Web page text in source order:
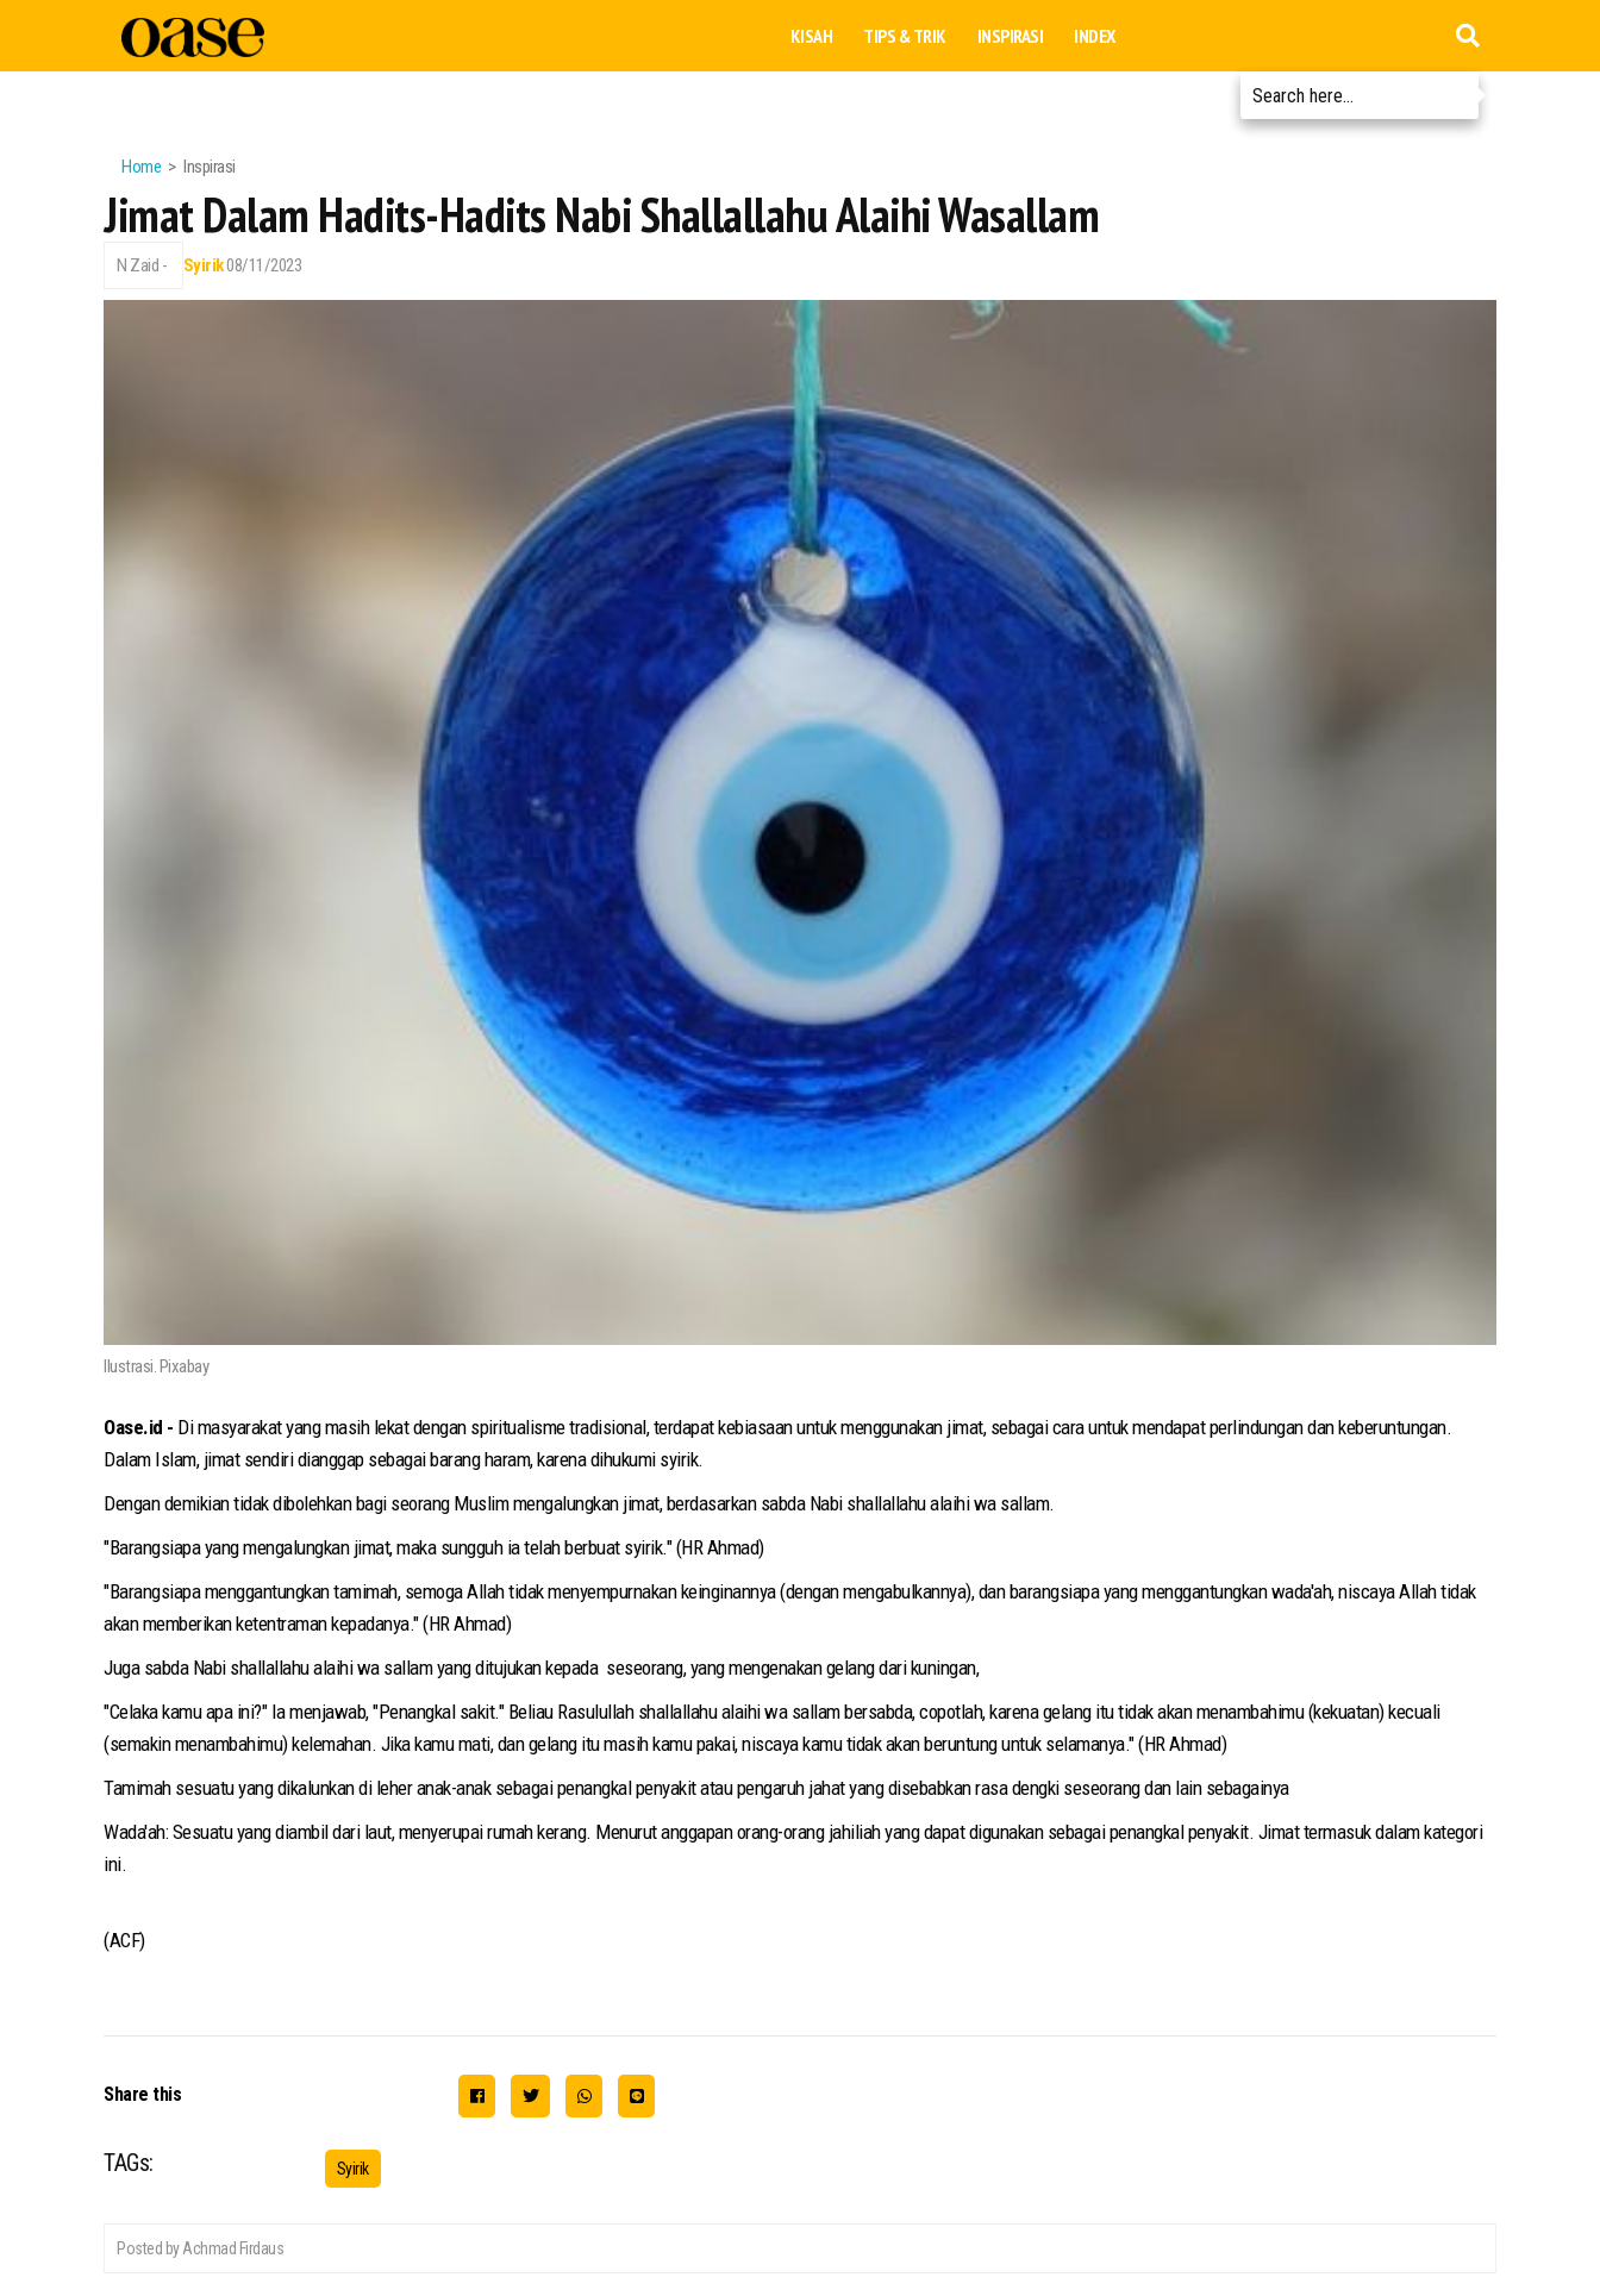
KISAH TIPS & TRIK INSPIRASI INDEX
Home Inspirasi
Jimat Dalam Hadits-Hadits Nabi Shallallahu Alaihi Wasallam
N Zaid - Syirik08/11/2023
Ilustrasi. Pixabay
Oase.id - Di masyarakat yang masih lekat dengan spiritualisme tradisional, terdapat kebiasaan untuk menggunakan jimat, sebagai cara untuk mendapat perlindungan dan keberuntungan.
Dalam Islam, jimat sendiri dianggap sebagai barang haram, karena dihukumi syirik.
Dengan demikian tidak dibolehkan bagi seorang Muslim mengalungkan jimat, berdasarkan sabda Nabi shallallahu alaihi wa sallam.
"Barangsiapa yang mengalungkan jimat, maka sungguh ia telah berbuat syirik." (HR Ahmad)
"Barangsiapa menggantungkan tamimah, semoga Allah tidak menyempurnakan keinginannya (dengan mengabulkannya), dan barangsiapa yang menggantungkan wada'ah, niscaya Allah tidak
akan memberikan ketentraman kepadanya." (HR Ahmad)
Juga sabda Nabi shallallahu alaihi wa sallam yang ditujukan kepada seseorang, yang mengenakan gelang dari kuningan,
"Celaka kamu apa ini?" Ia menjawab, "Penangkal sakit." Beliau Rasulullah shallallahu alaihi wa sallam bersabda, copotlah, karena gelang itu tidak akan menambahimu (kekuatan) kecuali
(semakin menambahimu) kelemahan. Jika kamu mati, dan gelang itu masih kamu pakai, niscaya kamu tidak akan beruntung untuk selamanya." (HR Ahmad)
Tamimah sesuatu yang dikalunkan di leher anak-anak sebagai penangkal penyakit atau pengaruh jahat yang disebabkan rasa dengki seseorang dan lain sebagainya
Wada'ah: Sesuatu yang diambil dari laut, menyerupai rumah kerang. Menurut anggapan orang-orang jahiliah yang dapat digunakan sebagai penangkal penyakit. Jimat termasuk dalam kategori
ini.
(ACF)
Share this
TAGs: Syirik
Posted by Achmad Firdaus